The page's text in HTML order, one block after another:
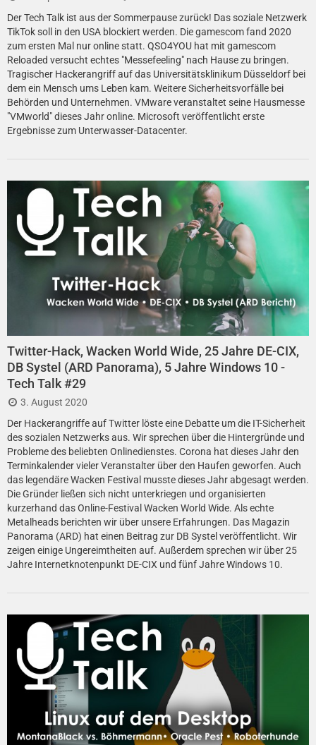
Der Tech Talk ist aus der Sommerpause zurück! Das soziale Netzwerk
TikTok soll in den USA blockiert werden. Die gamescom fand 2020
zum ersten Mal nur online statt. QSO4YOU hat mit gamescom
Reloaded versucht echtes "Messefeeling" nach Hause zu bringen.
Tragischer Hackerangriff auf das Universitätsklinikum Düsseldorf bei
dem ein Mensch ums Leben kam. Weitere Sicherheitsvorfälle bei
Behörden und Unternehmen. VMware veranstaltet seine Hausmesse
"VMworld" dieses Jahr online. Microsoft veröffentlicht erste
Ergebnisse zum Unterwasser-Datacenter.
Twitter-Hack, Wacken World Wide, 25 Jahre DE-CIX,
DB Systel (ARD Panorama), 5 Jahre Windows 10 -
Tech Talk #29
3. August 2020
Der Hackerangriffe auf Twitter löste eine Debatte um die IT-Sicherheit
des sozialen Netzwerks aus. Wir sprechen über die Hintergründe und
Probleme des beliebten Onlinedienstes. Corona hat dieses Jahr den
Terminkalender vieler Veranstalter über den Haufen geworfen. Auch
das legendäre Wacken Festival musste dieses Jahr abgesagt werden.
Die Gründer ließen sich nicht unterkriegen und organisierten
kurzerhand das Online-Festival Wacken World Wide. Als echte
Metalheads berichten wir über unsere Erfahrungen. Das Magazin
Panorama (ARD) hat einen Beitrag zur DB Systel veröffentlicht. Wir
zeigen einige Un­ge­reimt­heiten auf. Außerdem sprechen wir über 25
Jahre Internetknotenpunkt DE-CIX und fünf Jahre Windows 10.